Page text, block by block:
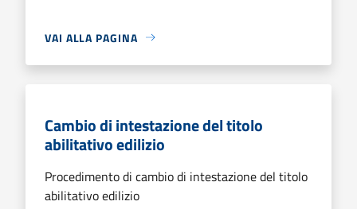
VAI ALLA PAGINA
Cambio di intestazione del titolo
abilitativo edilizio
Procedimento di cambio di intestazione del titolo
abilitativo edilizio